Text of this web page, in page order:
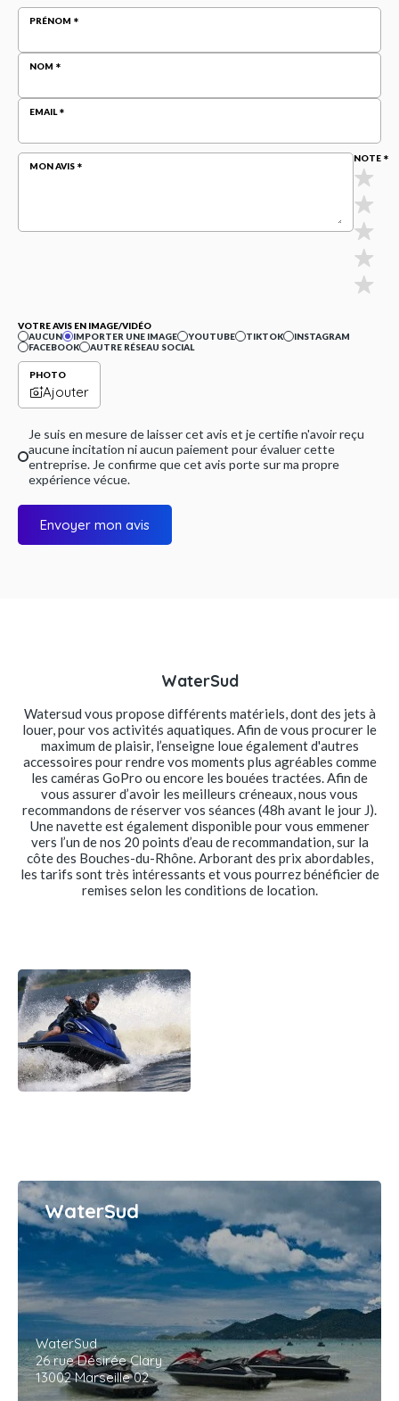
PRÉNOM
NOM
EMAIL
MON AVIS
NOTE
VOTRE AVIS EN IMAGE/VIDÉO
AUCUN
IMPORTER UNE IMAGE YOUTUBE TIKTOK
INSTAGRAM
FACEBOOK
AUTRE RÉSEAU SOCIAL
PHOTO
Ajouter
Je suis en mesure de laisser cet avis et je certifie n'avoir reçu
aucune incitation ni aucun paiement pour évaluer cette
entreprise. Je confirme que cet avis porte sur ma propre
expérience vécue.
Envoyer mon avis
WaterSud
Watersud vous propose différents matériels, dont des jets à
louer, pour vos activités aquatiques. Afin de vous procurer le
maximum de plaisir, l’enseigne loue également d'autres
accessoires pour rendre vos moments plus agréables comme
les caméras GoPro ou encore les bouées tractées. Afin de
vous assurer d’avoir les meilleurs créneaux, nous vous
recommandons de réserver vos séances (48h avant le jour J).
Une navette est également disponible pour vous emmener
vers l’un de nos 20 points d’eau de recommandation, sur la
côte des Bouches-du-Rhône. Arborant des prix abordables,
les tarifs sont très intéressants et vous pourrez bénéficier de
remises selon les conditions de location.
WaterSud
WaterSud
26 rue Désirée Clary
13002 Marseille 02